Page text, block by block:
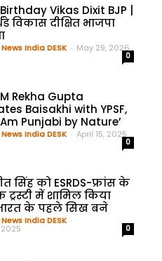
Vikas Dixit BJP |
विकास दीक्षित भाजपा
India DESK - May 29, 2026
0
Rekha Gupta
Baisakhi with YPSF,
Am Punjabi by Nature’
India DESK - April 15, 2025
0
सिंह को ESRDS-फ्रांस के
ट्रस्टी में शामिल किया
के पहले सिख बने
India DESK -
0